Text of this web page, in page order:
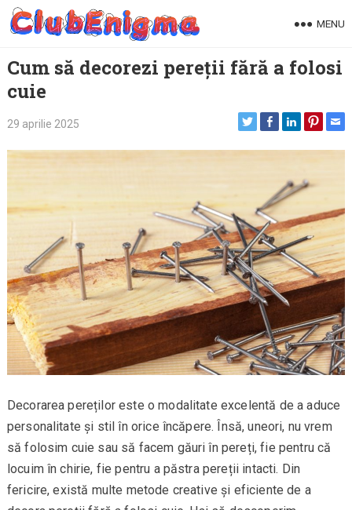
Skip
MENU
Cum să decorezi pereții fără a folosi
cuie
29 aprilie 2025
Decorarea pereților este o modalitate excelentă de a aduce
personalitate și stil în orice încăpere. Însă, uneori, nu vrem
să folosim cuie sau să facem găuri în pereți, fie pentru că
locuim în chirie, fie pentru a păstra pereții intacti. Din
fericire, există multe metode creative și eficiente de a